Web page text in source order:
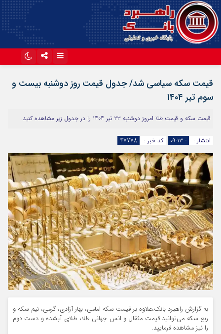
آپارات
قیمت سکه سیاسی شد/ جدول قیمت روز دوشنبه بیست و
سوم تیر ۱۴۰۴
قیمت سکه و قیمت طلا امروز دوشنبه ۲۳ تیر ۱۴۰۴ را در جدول زیر مشاهده کنید.
انتشار : - ۰۹:۱۳ کد خبر : 47778
به گزارش راهبرد بانک،علاوه بر قیمت سکه امامی، بهار آزادی، گرمی، نیم سکه و
ربع سکه می‌توانید قیمت مثقال و انس جهانی طلا، طلای آبشده و دست دوم
را نیز مشاهده فرمایید.